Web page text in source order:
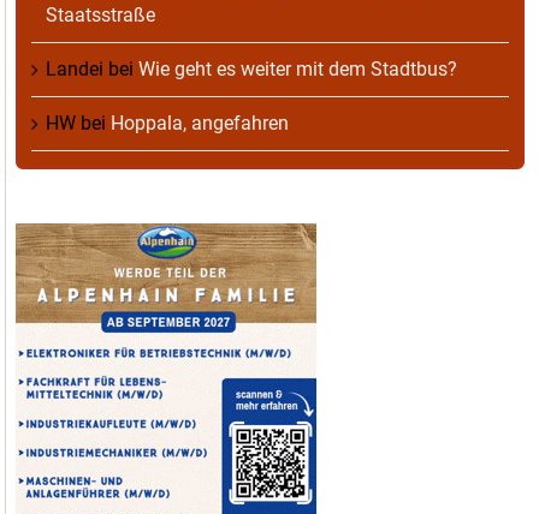
Staatsstraße
Landei bei Wie geht es weiter mit dem Stadtbus?
HW bei Hoppala, angefahren